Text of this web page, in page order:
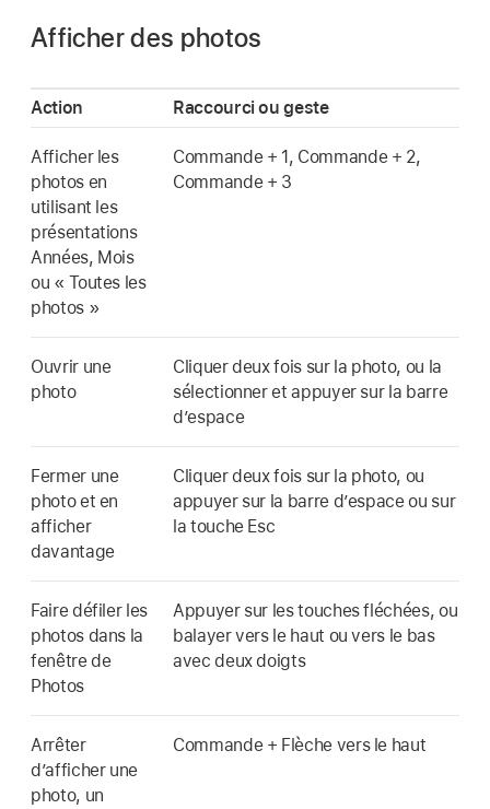
Afficher des photos
Action Raccourci ou geste
Afficher les
photos en
utilisant les
présentations
Années, Mois
ou « Toutes les
photos »
Commande + 1, Commande + 2,
Commande + 3
Ouvrir une
photo
Cliquer deux fois sur la photo, ou la
sélectionner et appuyer sur la barre
d’espace
Fermer une
photo et en
afficher
davantage
Cliquer deux fois sur la photo, ou
appuyer sur la barre d’espace ou sur
la touche Esc
Faire défiler les
photos dans la
fenêtre de
Photos
Appuyer sur les touches fléchées, ou
balayer vers le haut ou vers le bas
avec deux doigts
Arrêter
d’afficher une
photo, un
Commande + Flèche vers le haut